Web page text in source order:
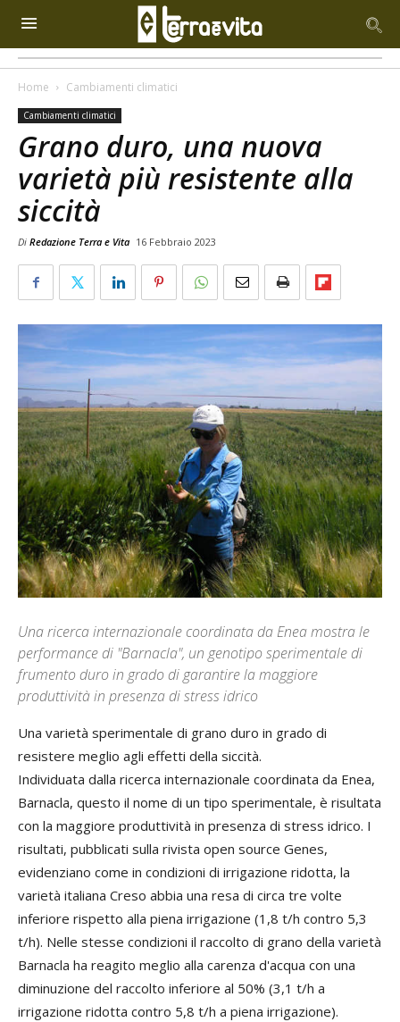
Home Cambiamenti climatici
Cambiamenti climatici
Grano duro, una nuova
varietà più resistente alla
siccità
Di Redazione Terra e Vita 16 Febbraio 2023
Una ricerca internazionale coordinata da Enea mostra le
performance di "Barnacla", un genotipo sperimentale di
frumento duro in grado di garantire la maggiore
produttività in presenza di stress idrico
Una varietà sperimentale di grano duro in grado di
resistere meglio agli effetti della siccità.
Individuata dalla ricerca internazionale coordinata da Enea,
Barnacla, questo il nome di un tipo sperimentale, è risultata
con la maggiore produttività in presenza di stress idrico. I
risultati, pubblicati sulla rivista open source Genes,
evidenziano come in condizioni di irrigazione ridotta, la
varietà italiana Creso abbia una resa di circa tre volte
inferiore rispetto alla piena irrigazione (1,8 t/h contro 5,3
t/h). Nelle stesse condizioni il raccolto di grano della varietà
Barnacla ha reagito meglio alla carenza d'acqua con una
diminuzione del raccolto inferiore al 50% (3,1 t/h a
irrigazione ridotta contro 5,8 t/h a piena irrigazione).